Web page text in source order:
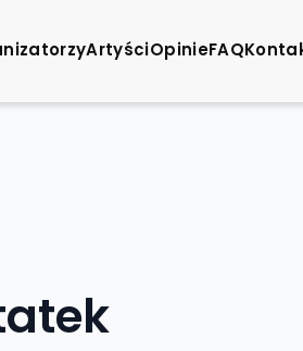
ArtyściOpinieFAQ